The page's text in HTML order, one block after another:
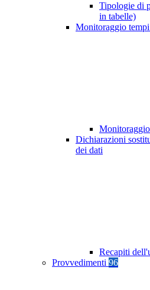
Tipologie di
in tabelle)
Monitoraggio
Dichiarazioni
dei dati
Recapiti
Provvedimenti 96